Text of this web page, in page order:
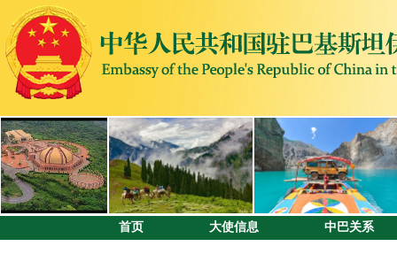
首页 大使信息 中巴关系